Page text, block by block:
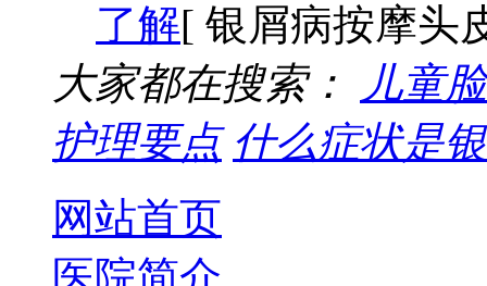
了解[ 银屑病按摩头
大家都在搜索：
儿童
护理要点 什么症状是
网站首页